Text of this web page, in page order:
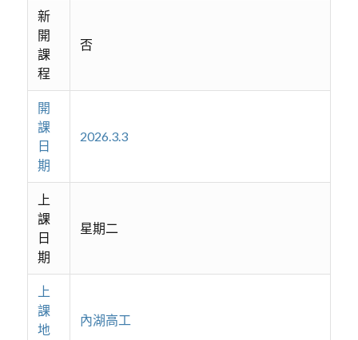
新
開
課
程
否
開
課
日
期
2026.3.3
上
課
日
期
星期二
上
課
地
內湖高工